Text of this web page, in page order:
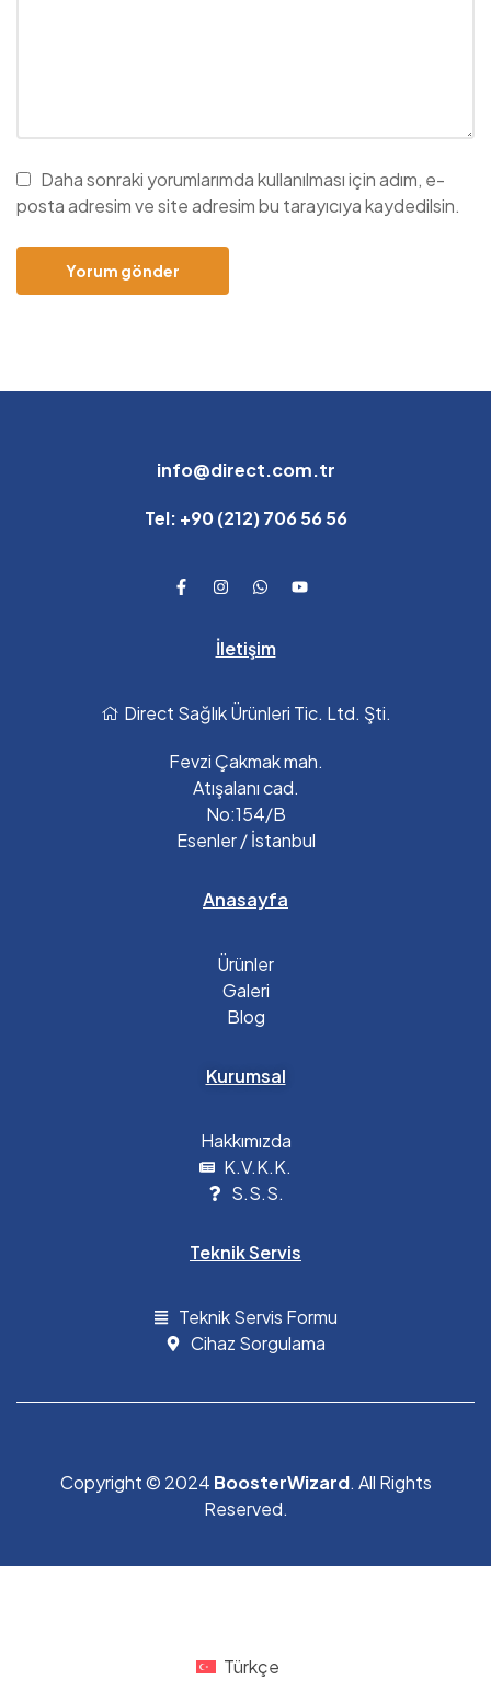
Daha sonraki yorumlarımda kullanılması için adım, e-
posta adresim ve site adresim bu tarayıcıya kaydedilsin.
İletişim
Direct Sağlık Ürünleri Tic. Ltd. Şti.
Fevzi Çakmak mah.
Atışalanı cad.
No:154/B
Esenler / İstanbul
info@direct.com.tr
Tel: +90 (212) 706 56 56
Anasayfa
Ürünler
Galeri
Blog
Kurumsal
Hakkımızda
K.V.K.K.
S.S.S.
Teknik Servis
Teknik Servis Formu
Cihaz Sorgulama
Copyright © 2024 BoosterWizard. All Rights
Reserved.
Türkçe